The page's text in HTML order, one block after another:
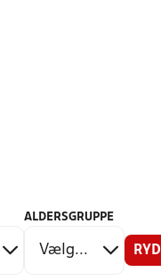
ALDERSGRUPPE
RYD